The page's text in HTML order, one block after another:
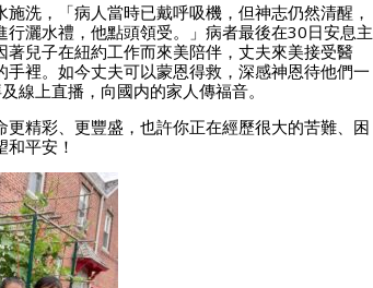
洗，「病人當時已戴呼吸機，但神志仍然清醒，
灑水禮，他點頭領受。」病者最後在30日安息主
兒子在紐約工作而來美陪伴，丈夫來美接受醫
裡。如今丈夫可以蒙恩得救，深感神恩待他們一
線上直播，向國内的家人傳福音。
精彩、更豐盛，也許你正在經歷很大的苦難、困
平安！